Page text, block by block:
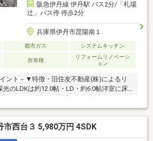
阪急伊丹線 伊丹駅 バス2分/「札場
辻」バス停 停歩2分
兵庫県伊丹市昆陽南１
都市ガス システムキッチン
所有権
リフォームリノベーシ
ョン
ント－▼特徴・旧住友不動産(株)によるリ
光のLDKは約12.0帖・LD・約6.0帖洋室に床
リフォーム済【交換】キッチン、浴槽、
【張替】全室クロス・フローリング【外回
壁塗装、耐震補強※宅地造成及び特定盛土
事を行う場合、着手前に必ず兵庫県知事の
市西台３ 5,980万円 4SDK